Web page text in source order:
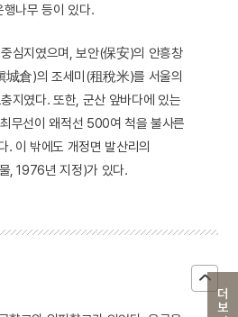
더보기
행나무 등이 있다.
심지였으며, 보안(保安)의 안흥창
城倉)의 조세미(租稅米)를 서울의
지였다. 또한, 군산 앞바다에 있는
무선이 왜적선 500여 척을 불사른
이 밖에도 개정면 발산리의
, 1976년 지정)가 있다.